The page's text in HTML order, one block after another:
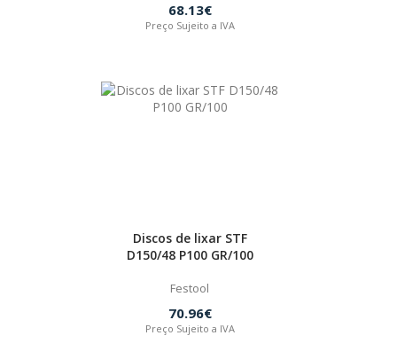
68.13€
Preço Sujeito a IVA
Discos de lixar STF
D150/48 P100 GR/100
Festool
70.96€
Preço Sujeito a IVA